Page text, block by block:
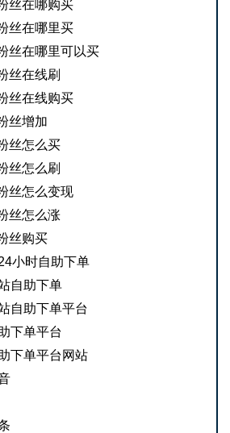
丝在哪购买
丝在哪里买
丝在哪里可以买
丝在线刷
丝在线购买
丝增加
丝怎么买
丝怎么刷
丝怎么变现
丝怎么涨
丝购买
小时自助下单
自助下单
自助下单平台
下单平台
下单平台网站